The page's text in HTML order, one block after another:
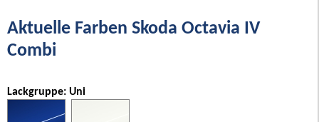
Aktuelle Farben Skoda Octavia IV
Combi
Lackgruppe: Uni